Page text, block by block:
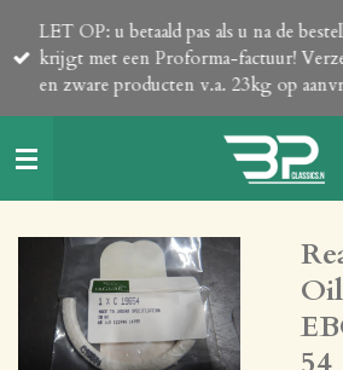
direct
LET OP: u betaald pas als u na de
krijgt met een Proforma-factuur!
en zware producten v.a. 23kg op